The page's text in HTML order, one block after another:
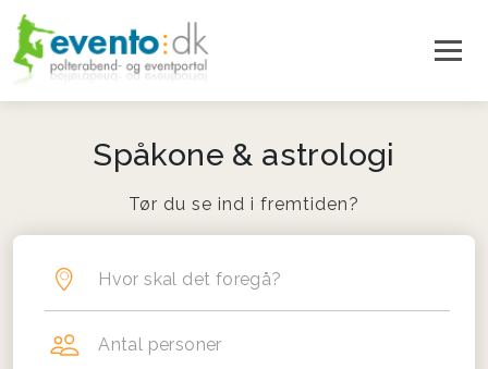
Spåkone & astrologi
Tør du se ind i fremtiden?
Hvor skal det foregå?
Antal personer